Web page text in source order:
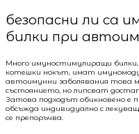
безопасни ли са
билки при
Много имуностимулиращи
котешки нокът, имат
автоимунни заболявания това
състоянието, но липсват
Затова подходът обикновено е
обсъжда индивидуално с
се препоръчва.